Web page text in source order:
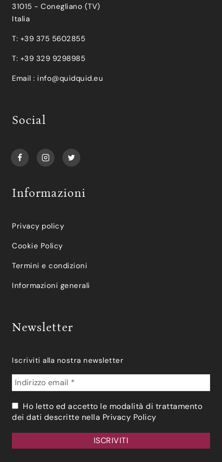
31015 - Conegliano (TV)
Italia
T: +39 375 5602855
T: +39 329 9298985
Email : info@quidquid.eu
Social
Informazioni
Privacy policy
Cookie Policy
Termini e condizioni
Informazioni generali
Newsletter
Iscriviti alla nostra newsletter
Ho letto ed accetto le modalità di trattamento
dei dati descritte nella Privacy Policy